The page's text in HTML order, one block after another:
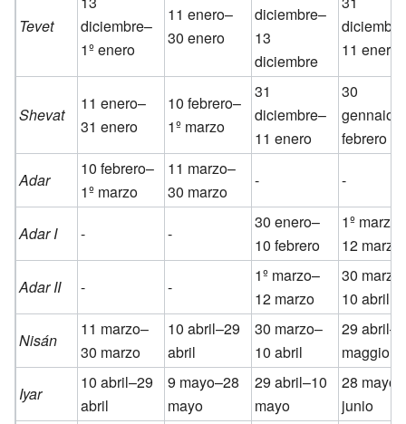
Tevet
diciembre–
1º enero
11 enero–
30 enero
diciembre–
13
diciembre
11 enero
Shevat
11 enero–
31 enero
10 febrero–
1º marzo
31
diciembre–
11 enero
30
febrero
Adar
10 febrero–
1º marzo
11 marzo–
30 marzo
- -
Adar I - -
30 enero–
10 febrero
1º
12 marzo
Adar II
- -
1º marzo–
12 marzo
30
10 abril
Nisán
11 marzo–
30 marzo
10 abril–29
abril
30 marzo–
10 abril
29
maggio
Iyar
10 abril–29
abril
9 mayo–28
mayo
29 abril–10
mayo
28
junio